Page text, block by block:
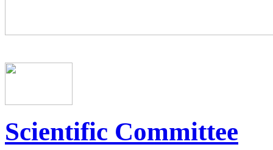
Scientific Committee